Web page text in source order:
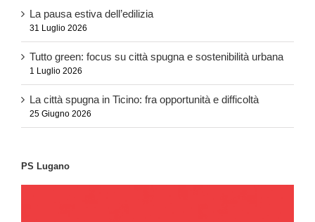
La pausa estiva dell’edilizia
31 Luglio 2026
Tutto green: focus su città spugna e sostenibilità urbana
1 Luglio 2026
La città spugna in Ticino: fra opportunità e difficoltà
25 Giugno 2026
PS Lugano